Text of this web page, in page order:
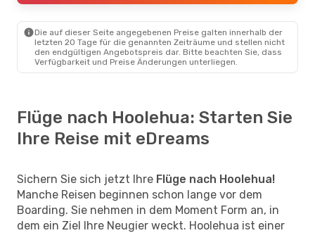
Die auf dieser Seite angegebenen Preise galten innerhalb der
letzten 20 Tage für die genannten Zeiträume und stellen nicht
den endgültigen Angebotspreis dar. Bitte beachten Sie, dass
Verfügbarkeit und Preise Änderungen unterliegen.
Flüge nach Hoolehua: Starten Sie
Ihre Reise mit eDreams
Sichern Sie sich jetzt Ihre Flüge nach Hoolehua!
Manche Reisen beginnen schon lange vor dem
Boarding. Sie nehmen in dem Moment Form an, in
dem ein Ziel Ihre Neugier weckt. Hoolehua ist einer